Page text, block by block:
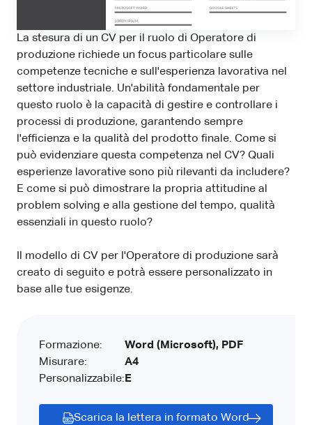
La stesura di un CV per il ruolo di Operatore di
produzione richiede un focus particolare sulle
competenze tecniche e sull'esperienza lavorativa nel
settore industriale. Un'abilità fondamentale per
questo ruolo è la capacità di gestire e controllare i
processi di produzione, garantendo sempre
l'efficienza e la qualità del prodotto finale. Come si
può evidenziare questa competenza nel CV? Quali
esperienze lavorative sono più rilevanti da includere?
E come si può dimostrare la propria attitudine al
problem solving e alla gestione del tempo, qualità
essenziali in questo ruolo?
Il modello di CV per l'Operatore di produzione sarà
creato di seguito e potrà essere personalizzato in
base alle tue esigenze.
Formazione:
Misurare:
Personalizzabile:
Word (Microsoft), PDF
A4
E
Scarica la lettera in formato Word